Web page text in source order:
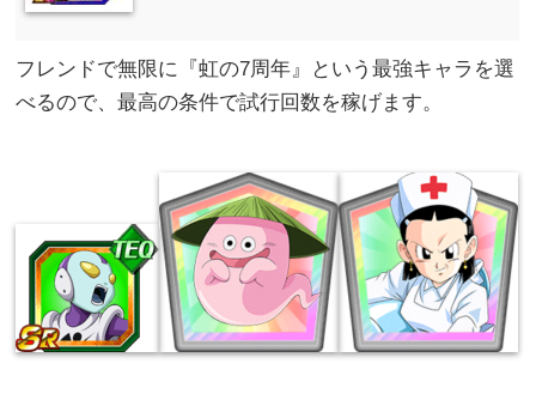
フレンドで無限に『虹の7周年』という最強キャラを選
べるので、最高の条件で試行回数を稼げます。